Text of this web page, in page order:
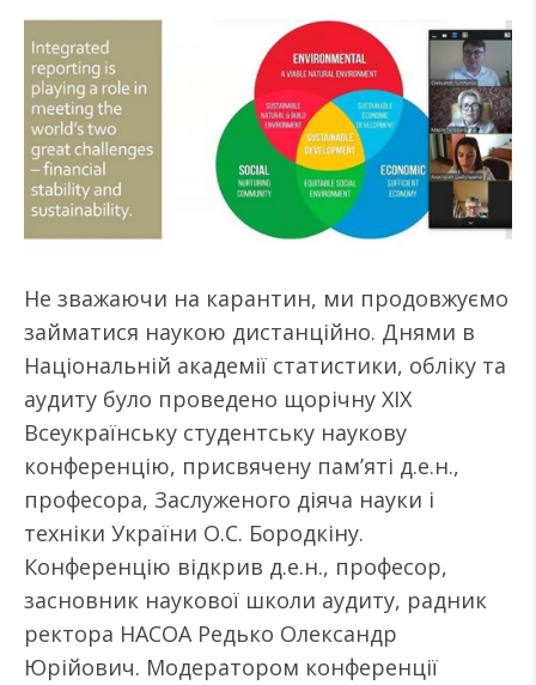
Не зважаючи на карантин, ми продовжуємо
займатися наукою дистанційно. Днями в
Національній академії статистики, обліку та
аудиту було проведено щорічну XIX
Всеукраїнську студентську наукову
конференцію, присвячену пам’яті д.е.н.,
професора, Заслуженого діяча науки і
техніки України О.С. Бородкіну.
Конференцію відкрив д.е.н., професор,
засновник наукової школи аудиту, радник
ректора НАСОА Редько Олександр
Юрійович. Модератором конференції